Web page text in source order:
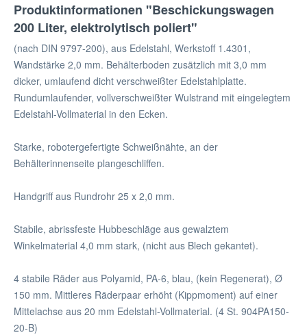
Produktinformationen "Beschickungswagen
200 Liter, elektrolytisch poliert"
(nach DIN 9797-200), aus Edelstahl, Werkstoff 1.4301,
Wandstärke 2,0 mm. Behälterboden zusätzlich mit 3,0 mm
dicker, umlaufend dicht verschweißter Edelstahlplatte.
Rundumlaufender, vollverschweißter Wulstrand mit eingelegtem
Edelstahl-Vollmaterial in den Ecken.
Starke, robotergefertigte Schweißnähte, an der
Behälterinnenseite plangeschliffen.
Handgriff aus Rundrohr 25 x 2,0 mm.
Stabile, abrissfeste Hubbeschläge aus gewalztem
Winkelmaterial 4,0 mm stark, (nicht aus Blech gekantet).
4 stabile Räder aus Polyamid, PA-6, blau, (kein Regenerat), Ø
150 mm. Mittleres Räderpaar erhöht (Kippmoment) auf einer
Mittelachse aus 20 mm Edelstahl-Vollmaterial. (4 St. 904PA150-
20-B)